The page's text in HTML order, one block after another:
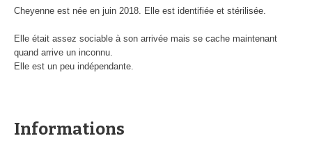
Cheyenne est née en juin 2018. Elle est identifiée et stérilisée.
Elle était assez sociable à son arrivée mais se cache maintenant
quand arrive un inconnu.
Elle est un peu indépendante.
Informations